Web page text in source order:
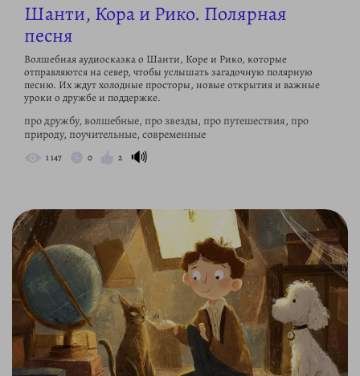
Шанти, Кора и Рико. Полярная
песня
Волшебная аудиосказка о Шанти, Коре и Рико, которые
отправляются на север, чтобы услышать загадочную полярную
песню. Их ждут холодные просторы, новые открытия и важные
уроки о дружбе и поддержке.
про дружбу, волшебные, про звезды, про путешествия, про
природу, поучительные, современные
1 147 0 2 🔊